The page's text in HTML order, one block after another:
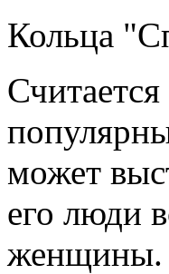
Кольца
может
его люди
женщины.